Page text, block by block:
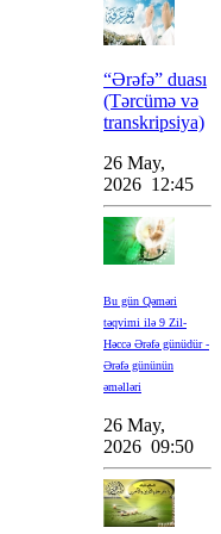
“Ərəfə” duası
(Tərcümə və
transkripsiya)
26 May,
2026 12:45
Bu gün Qəməri
təqvimi ilə 9 Zil-
Həccə Ərəfə günüdür -
Ərəfə gününün
əməlləri
26 May,
2026 09:50